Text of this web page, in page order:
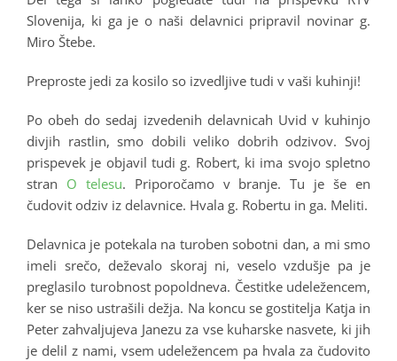
Slovenija, ki ga je o naši delavnici pripravil novinar g.
Miro Štebe.
Preproste jedi za kosilo so izvedljive tudi v vaši kuhinji!
Po obeh do sedaj izvedenih delavnicah Uvid v kuhinjo
divjih rastlin, smo dobili veliko dobrih odzivov. Svoj
prispevek je objavil tudi g. Robert, ki ima svojo spletno
stran O telesu. Priporočamo v branje. Tu je še en
čudovit odziv iz delavnice. Hvala g. Robertu in ga. Meliti.
Delavnica je potekala na turoben sobotni dan, a mi smo
imeli srečo, deževalo skoraj ni, veselo vzdušje pa je
preglasilo turobnost popoldneva. Čestitke udeležencem,
ker se niso ustrašili dežja. Na koncu se gostitelja Katja in
Peter zahvaljujeva Janezu za vse kuharske nasvete, ki jih
je delil z nami, vsem udeležencem pa hvala za čudovito